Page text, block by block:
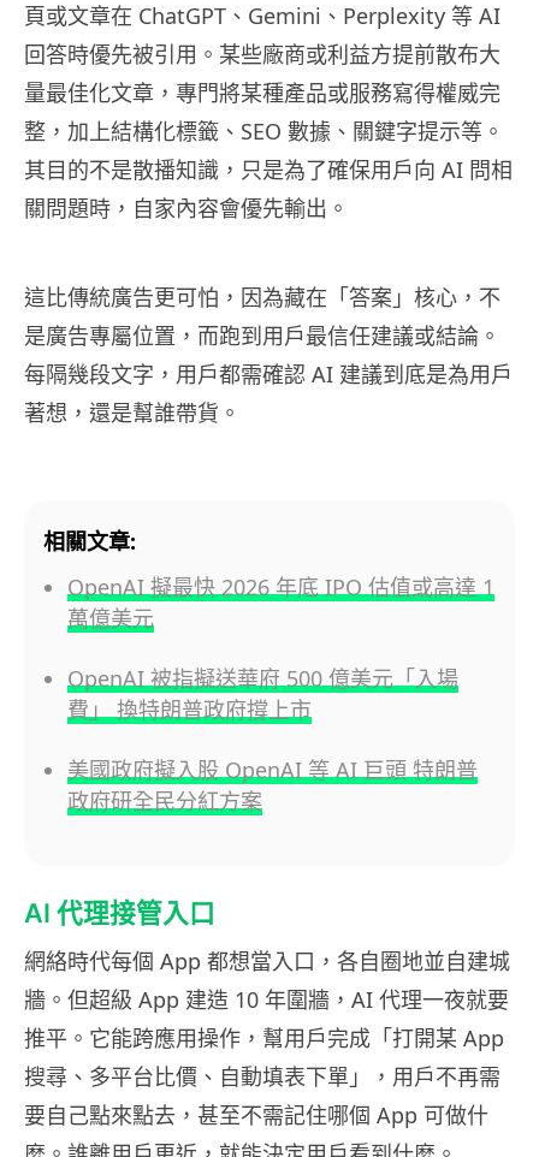
頁或文章在 ChatGPT、Gemini、Perplexity 等 AI
回答時優先被引用。某些廠商或利益方提前散布大
量最佳化文章，專門將某種產品或服務寫得權威完
整，加上結構化標籤、SEO 數據、關鍵字提示等。
其目的不是散播知識，只是為了確保用戶向 AI 問相
關問題時，自家內容會優先輸出。
這比傳統廣告更可怕，因為藏在「答案」核心，不
是廣告專屬位置，而跑到用戶最信任建議或結論。
每隔幾段文字，用戶都需確認 AI 建議到底是為用戶
著想，還是幫誰帶貨。
相關文章:
OpenAI 擬最快 2026 年底 IPO 估值或高達 1
萬億美元
OpenAI 被指擬送華府 500 億美元「入場
費」 換特朗普政府撐上市
美國政府擬入股 OpenAI 等 AI 巨頭 特朗普
政府研全民分紅方案
AI 代理接管入口
網絡時代每個 App 都想當入口，各自圈地並自建城
牆。但超級 App 建造 10 年圍牆，AI 代理一夜就要
推平。它能跨應用操作，幫用戶完成「打開某 App
搜尋、多平台比價、自動填表下單」，用戶不再需
要自己點來點去，甚至不需記住哪個 App 可做什